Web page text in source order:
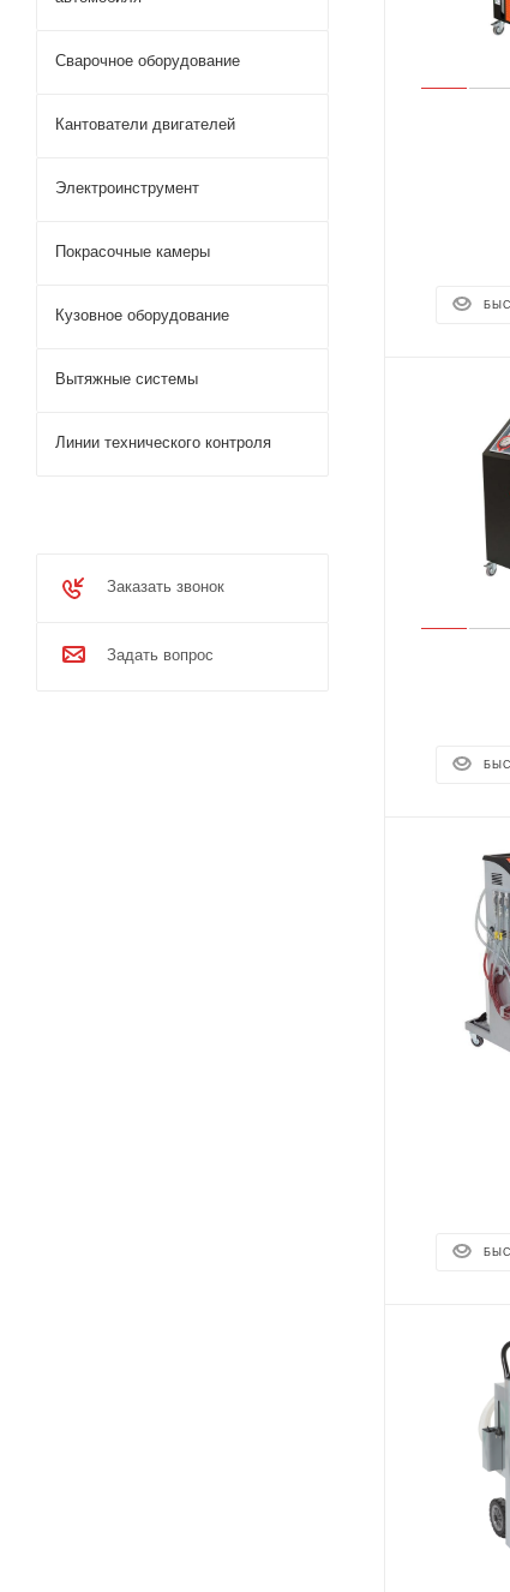
Сварочное оборудование
Кантователи двигателей
Электроинструмент
Покрасочные камеры
Кузовное оборудование
Вытяжные системы
Линии технического контроля
Заказать звонок
Задать вопрос